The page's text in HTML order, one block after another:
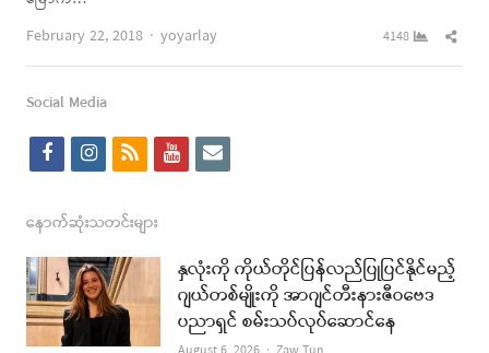
February 22, 2018
Author
yoyarlay 4148
Social Media
f
c
e
b
o
i
s
t
a
g
r
s
y
t
u
b
e
i
l
နောက်ဆုံးသတင်းများ
နှလုံးကို ကိုယ်တိုင်ပြန်လည်ပြုပြင်နိုင်မည့်
ဂျယ်တစ်မျိုးကို အာဂျင်တီးနားဇီဝဗေဒ
ပညာရှင် စမ်းသပ်လုပ်ဆောင်နေ